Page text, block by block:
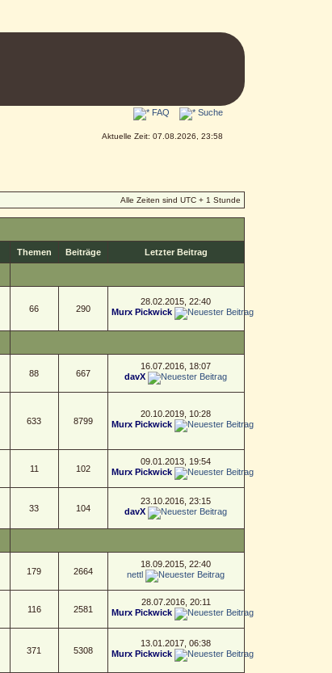
FAQ Suche
Aktuelle Zeit: 07.08.2026, 23:58
Alle Zeiten sind UTC + 1 Stunde
Themen Beiträge Letzter Beitrag
66 290
28.02.2015, 22:40
Murx Pickwick
88 667
16.07.2016, 18:07
davX
633 8799
20.10.2019, 10:28
Murx Pickwick
11 102
09.01.2013, 19:54
Murx Pickwick
33 104
23.10.2016, 23:15
davX
179 2664
18.09.2015, 22:40
nettl
116 2581
28.07.2016, 20:11
Murx Pickwick
371 5308
13.01.2017, 06:38
Murx Pickwick